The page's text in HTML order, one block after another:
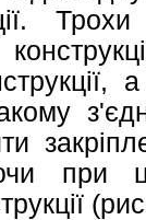
при